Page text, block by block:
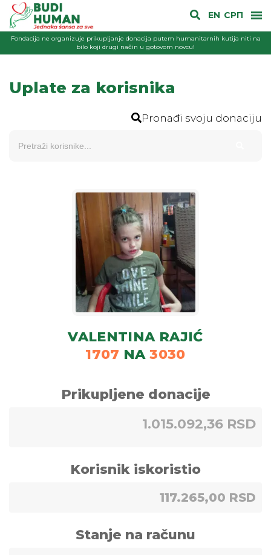
EN СРП
Fondacija ne organizuje prikupljanje donacija putem humanitarnih kutija niti na
bilo koji drugi način u gotovom novcu!
Uplate za korisnika
Pronađi svoju donaciju
VALENTINA RAJIĆ
1707 NA 3030
Prikupljene donacije
1.015.092,36 RSD
Korisnik iskoristio
117.265,00 RSD
Stanje na računu